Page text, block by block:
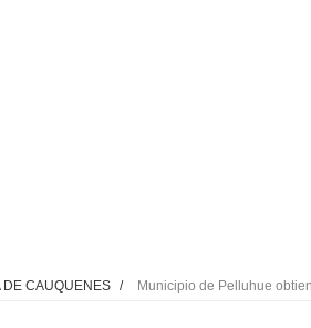
despliegue para apoyar a niños y
analizan el creciente interés por las culturas
al Gobierno en medio de denuncias por
interconexión eléctrica en la alta cordillera
DE CAUQUENES /
Municipio de Pelluhue